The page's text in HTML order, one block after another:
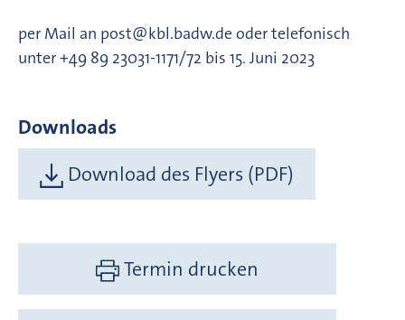
per Mail an post@kbl.badw.de oder telefonisch
unter +49 89 23031-1171/72 bis 15. Juni 2023
Downloads
Download des Flyers (PDF)
Termin drucken